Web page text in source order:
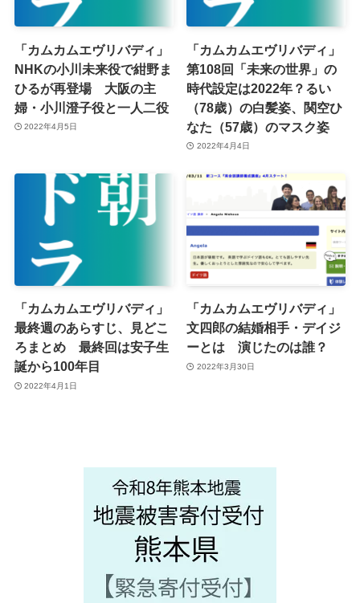
「カムカムエヴリバディ」
NHKの小川未来役で紺野ま
ひるが再登場 大阪の主
婦・小川澄子役と一人二役
2022年4月5日
「カムカムエヴリバディ」
第108回「未来の世界」の
時代設定は2022年？るい
（78歳）の白髪姿、関空ひ
なた（57歳）のマスク姿
2022年4月4日
「カムカムエヴリバディ」
最終週のあらすじ、見どこ
ろまとめ 最終回は安子生
誕から100年目
2022年4月1日
「カムカムエヴリバディ」
文四郎の結婚相手・デイジ
ーとは 演じたのは誰？
2022年3月30日